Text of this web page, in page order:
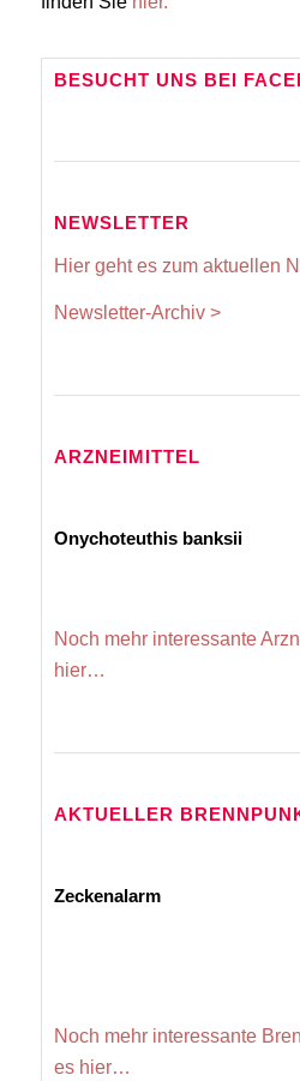
BESUCHT UNS BEI
NEWSLETTER
Hier geht es zum aktuellen
Newsletter-Archiv >
ARZNEIMITTEL
Onychoteuthis banksii
Noch mehr interessante
hier…
AKTUELLER
Zeckenalarm
Noch mehr interessante
es hier…